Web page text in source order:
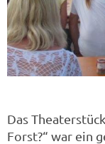
Das
Forst?“ war ein